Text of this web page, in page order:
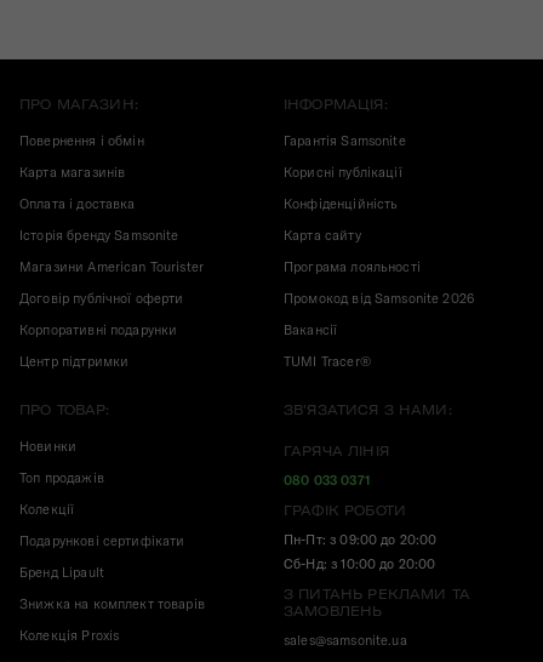
ПРО МАГАЗИН:
Повернення і обмін
Карта магазинів
Оплата і доставка
Історія бренду Samsonite
Магазини American Tourister
Договір публічної оферти
Корпоративні подарунки
Центр підтримки
ІНФОРМАЦІЯ:
Гарантія Samsonite
Корисні публікації
Конфіденційність
Карта сайту
Програма лояльності
Промокод від Samsonite 2026
Вакансії
TUMI Tracer®
ПРО ТОВАР:
Новинки
Топ продажів
Колекції
Подарункові сертифікати
Бренд Lipault
Знижка на комплект товарів
Колекція Proxis
ЗВ'ЯЗАТИСЯ З НАМИ:
ГАРЯЧА ЛІНІЯ
080 033 0371
ГРАФІК РОБОТИ
Пн-Пт: з 09:00 до 20:00
Сб-Нд: з 10:00 до 20:00
З ПИТАНЬ РЕКЛАМИ ТА
ЗАМОВЛЕНЬ
sales@samsonite.ua